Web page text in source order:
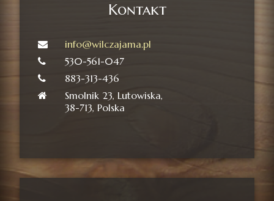
Kontakt
info@wilczajama.pl
530-561-047
883-313-436
Smolnik 23, Lutowiska,
38-713, Polska